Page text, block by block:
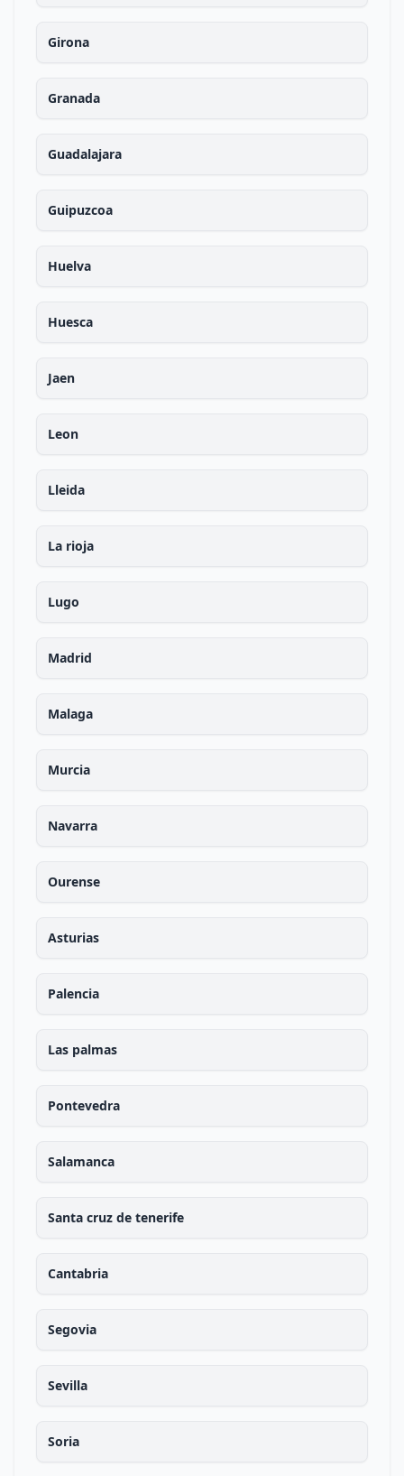
Girona
Granada
Guadalajara
Guipuzcoa
Huelva
Huesca
Jaen
Leon
Lleida
La rioja
Lugo
Madrid
Malaga
Murcia
Navarra
Ourense
Asturias
Palencia
Las palmas
Pontevedra
Salamanca
Santa cruz de tenerife
Cantabria
Segovia
Sevilla
Soria